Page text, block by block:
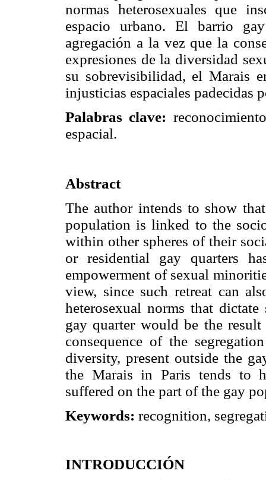
normas heterosexuales que
espacio urbano. El barrio
agregación a la vez que la
expresiones de la diversidad
su sobrevisibilidad, el Marais
injusticias espaciales padecidas
Palabras clave:
espacial.
Abstract
The author intends to show
population is linked to the
within other spheres of their
or residential gay quarters
empowerment of sexual
view, since such retreat can
heterosexual norms that
gay quarter would be the
consequence of the
diversity, present outside the
the Marais in Paris tends to
suffered on the part of the gay
Keywords: recognition,
INTRODUCCIÓN